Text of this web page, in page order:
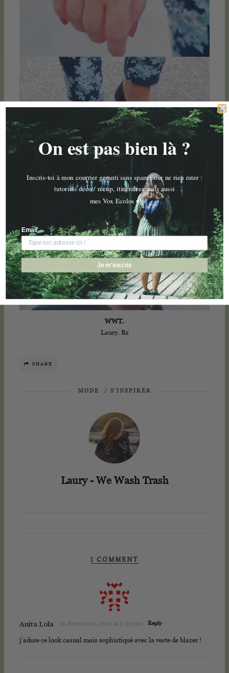
WWT.
Laury. Rs
SHARE
MODE / S'INSPIRER
Laury - We Wash Trash
1 COMMENT
Anita Lola 19 November, 2014 at 5:40 pm Reply
j’adore ce look casual mais sophistiqué avec la veste de blazer !
On est pas bien là ?
Inscris-toi à mon courrier garanti sans spam pour ne rien rater :
tutoriels déco / récup, itinéraires mais aussi
mes Vox Ecolos♥
Email
Je m'inscris